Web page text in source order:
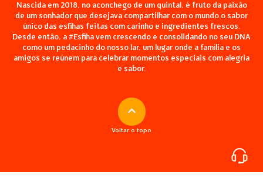
Nascida em 2018, no aconchego de um quintal, é fruto da paixão
de um sonhador que desejava compartilhar com o mundo o sabor
único das esfihas feitas com carinho e ingredientes frescos.
Desde então, a #Esfiha vem crescendo e consolidando no seu DNA
como um pedacinho do nosso lar, um lugar onde a família e os
amigos se reúnem para celebrar momentos especiais com alegria
e sabor.
Voltar o topo